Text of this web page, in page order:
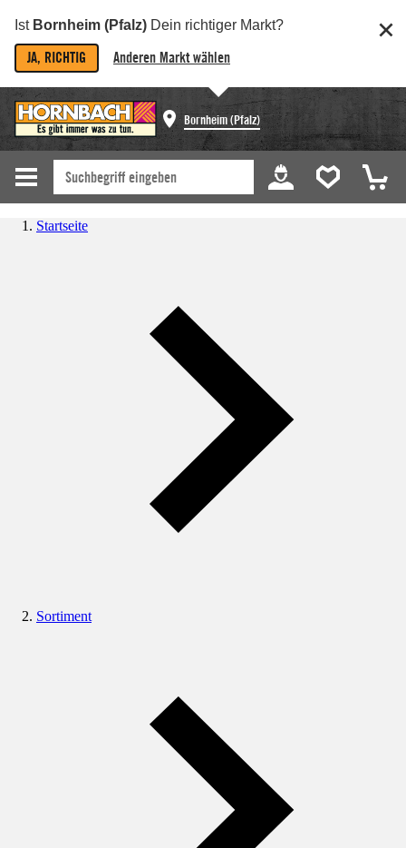
Ist Bornheim (Pfalz) Dein richtiger Markt?
JA, RICHTIG Anderen Markt wählen
Bornheim (Pfalz)
Startseite
Sortiment